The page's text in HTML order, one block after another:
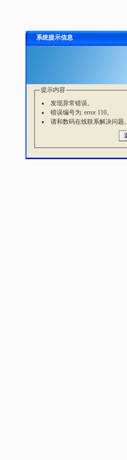
系统提示信息
提示内容
发现异常错误。
错误编号为: error 110。
请和数码在线联系解决问题。